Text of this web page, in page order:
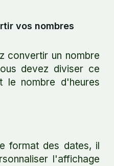
vos nombres
convertir un nombre
devez diviser ce
nombre d'heures
format des dates, il
l'affichage